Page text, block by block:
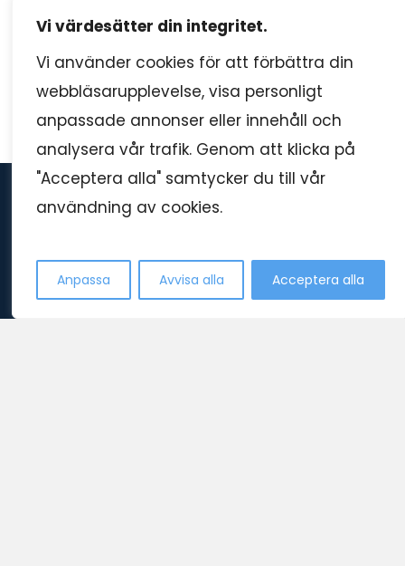
Vi värdesätter din integritet.
Vi använder cookies för att förbättra din
webbläsarupplevelse, visa personligt
anpassade annonser eller innehåll och
analysera vår trafik. Genom att klicka på
"Acceptera alla" samtycker du till vår
användning av cookies.
Anpassa Avvisa alla Acceptera alla
Support tillgänglig: 10:00-22:00 Varje dag året runt.
Swedish
Kontakta oss